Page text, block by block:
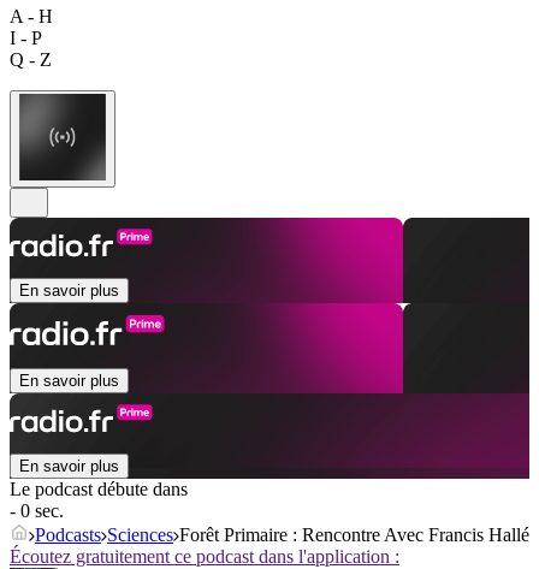
A - H
I - P
Q - Z
En savoir plus
En savoir plus
En savoir plus
Le podcast débute dans
- 0 sec.
Podcasts Sciences Forêt Primaire : Rencontre Avec Francis Hallé
Écoutez gratuitement ce podcast dans l'application :